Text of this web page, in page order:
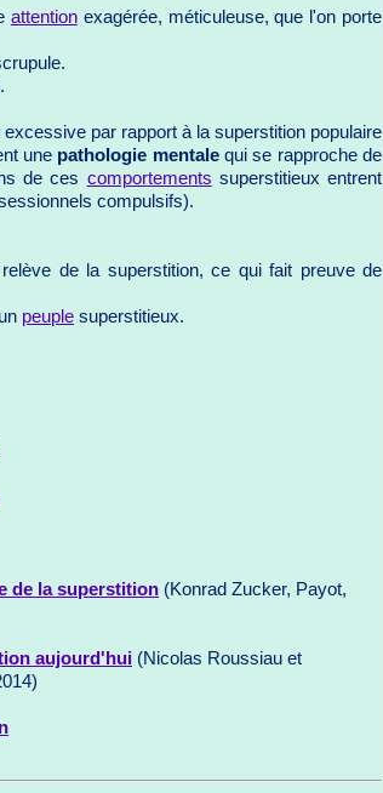
attentionexagérée, méticuleuse, que l'on porte
par rapport à la superstition populaire
une pathologie mentalequi se rapproche de
de ces comportements superstitieux entrent
compulsifs).
de la superstition, ce qui fait preuve de
peuple superstitieux.
de la superstition (Konrad Zucker, Payot,
aujourd'hui (Nicolas Roussiau et